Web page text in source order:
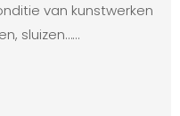
van kunstwerken
sluizen……